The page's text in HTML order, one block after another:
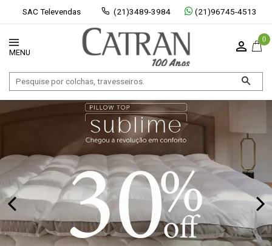
SAC Televendas (21)3489-3984 (21)96745-4513
0
Exibir todos Fechar [×]